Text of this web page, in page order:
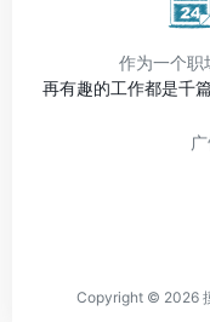
作为一个职
再有趣的工作都是千
Copyright © 2026